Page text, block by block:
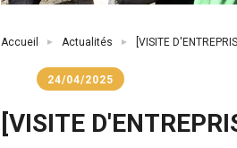
Fil
Accueil Actualités [VISITE
24/04/2025
[VISITE